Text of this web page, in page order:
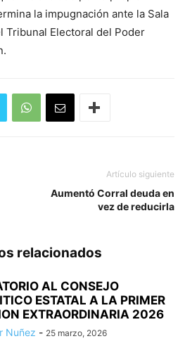
la impugnación ante la Sala
Tribunal Electoral del Poder
Artículo siguiente
Aumentó Corral deuda en
vez de reducirla
relacionados
AL CONSEJO
ESTATAL A LA PRIMER
EXTRAORDINARIA 2026
Nuñez - 25 marzo, 2026